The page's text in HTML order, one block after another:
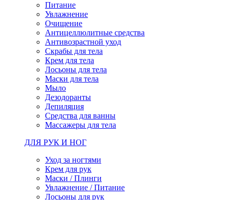
Питание
Увлажнение
Очищение
Антицеллюлитные средства
Антивозрастной уход
Скрабы для тела
Крем для тела
Лосьоны для тела
Маски для тела
Мыло
Дезодоранты
Депиляция
Средства для ванны
Массажеры для тела
ДЛЯ РУК И НОГ
Уход за ногтями
Крем для рук
Маски / Плинги
Увлажнение / Питание
Лосьоны для рук